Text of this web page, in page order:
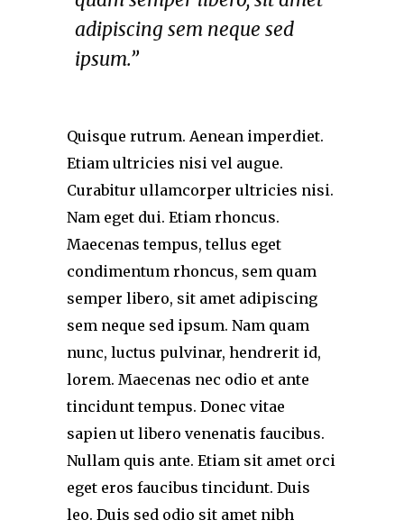
adipiscing sem neque sed
ipsum.”
Quisque rutrum. Aenean imperdiet.
Etiam ultricies nisi vel augue.
Curabitur ullamcorper ultricies nisi.
Nam eget dui. Etiam rhoncus.
Maecenas tempus, tellus eget
condimentum rhoncus, sem quam
semper libero, sit amet adipiscing
sem neque sed ipsum. Nam quam
nunc, luctus pulvinar, hendrerit id,
lorem. Maecenas nec odio et ante
tincidunt tempus. Donec vitae
sapien ut libero venenatis faucibus.
Nullam quis ante. Etiam sit amet orci
eget eros faucibus tincidunt. Duis
leo. Duis sed odio sit amet nibh